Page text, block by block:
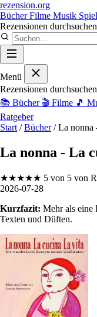
rezension.org
BücherFilme Musik
Rezensionen durchsuchen
Menü
Rezensionen durchsuchen
📚 Bücher 🎬 Filme 🎵
Ratgeber
Start / Bücher / La nonna
La nonna - La
★★★★★ 5 von 5 von
2026-07-28
Kurzfazit: Mehr als eine
Texten und Düften.